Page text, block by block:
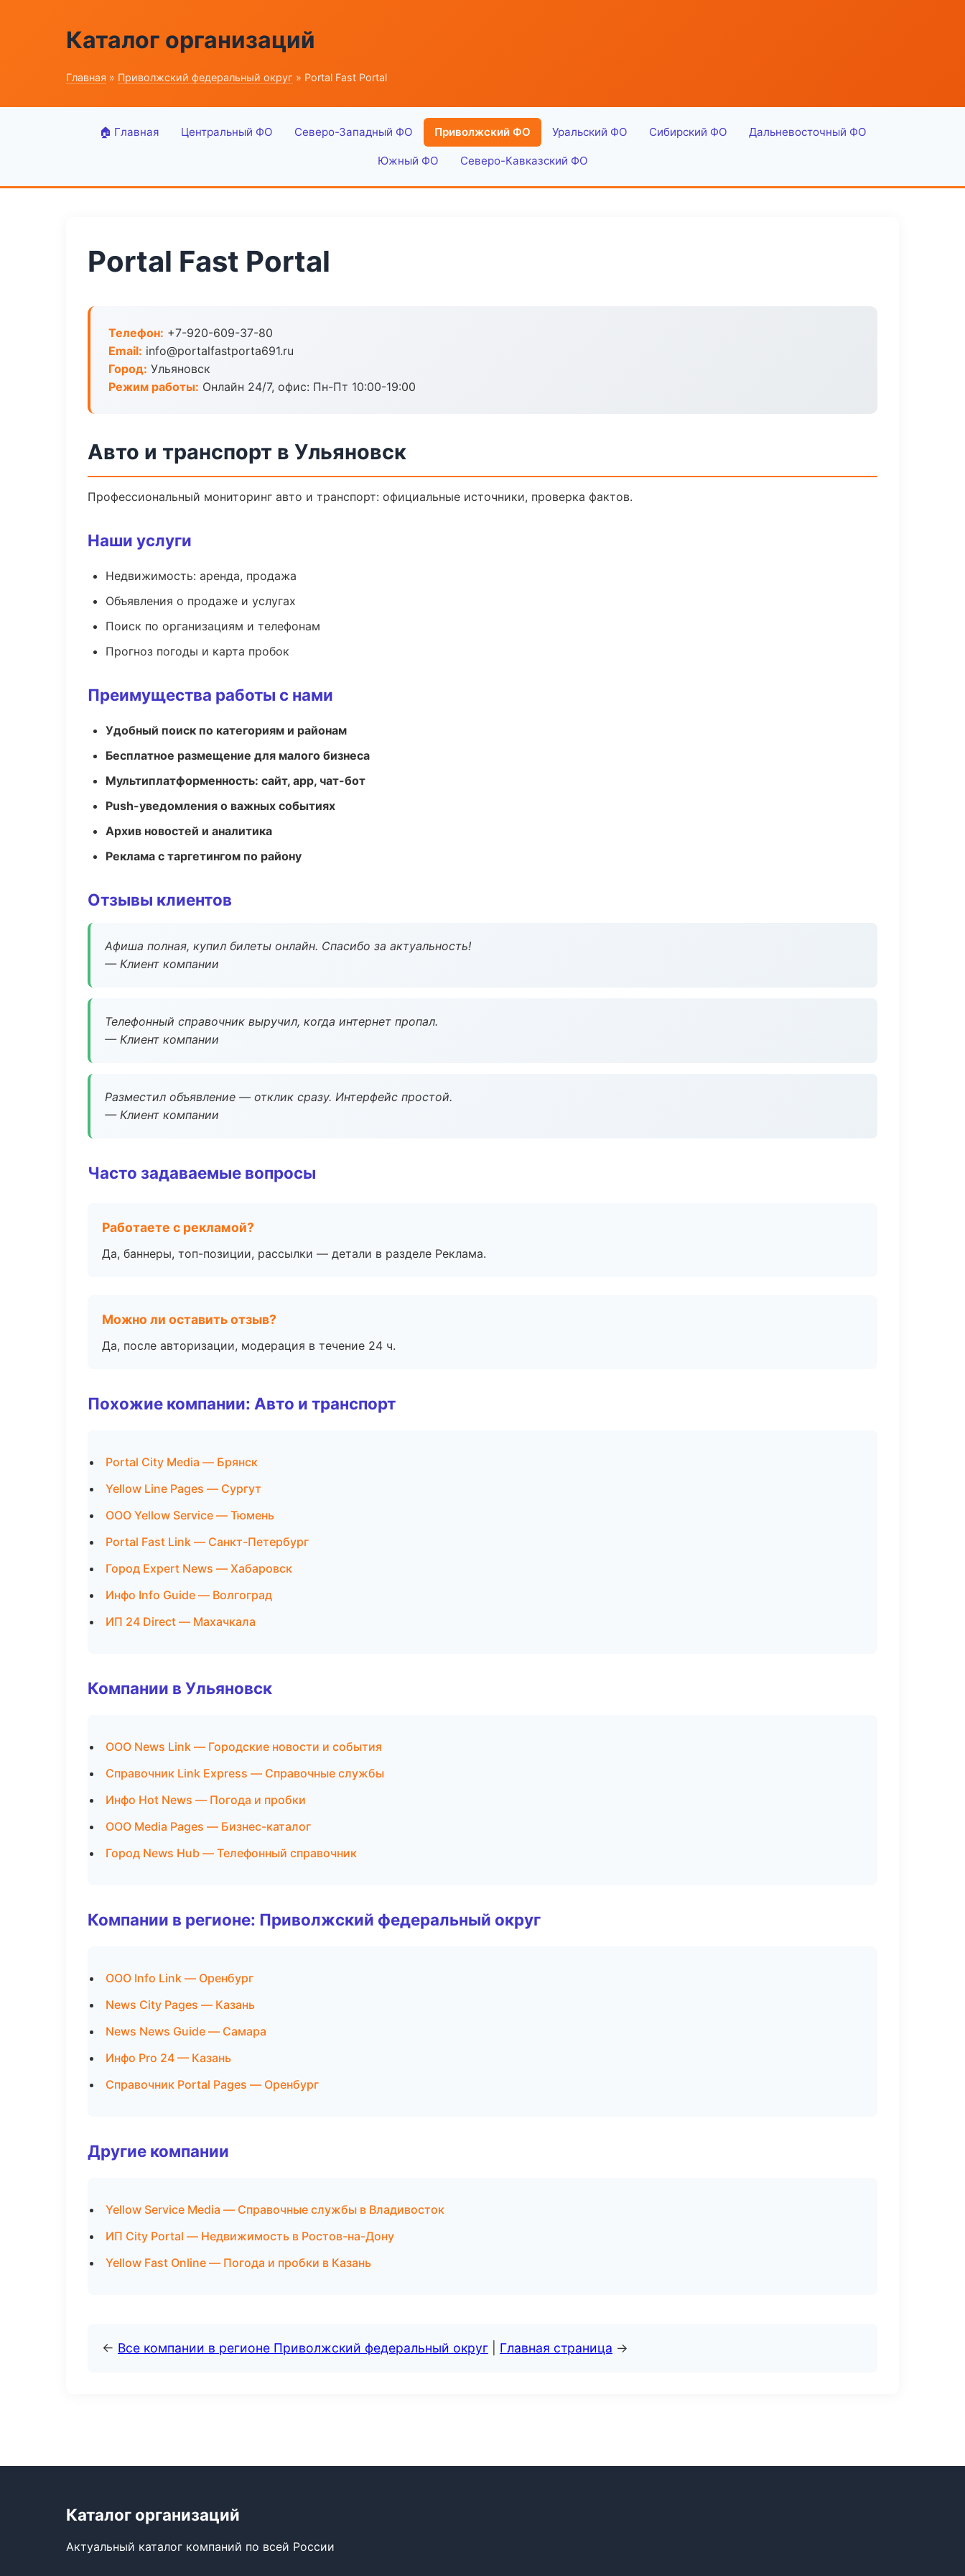
Каталог организаций
Главная » Приволжский федеральный округ » Portal Fast Portal
🏠 Главная Центральный ФО Северо-Западный ФО Приволжский ФО Уральский ФО Сибирский ФО Дальневосточный ФО
Южный ФО Северо-Кавказский ФО
Portal Fast Portal
Телефон: +7-920-609-37-80
Email: info@portalfastporta691.ru
Город: Ульяновск
Режим работы: Онлайн 24/7, офис: Пн-Пт 10:00-19:00
Авто и транспорт в Ульяновск
Профессиональный мониторинг авто и транспорт: официальные источники, проверка фактов.
Наши услуги
Недвижимость: аренда, продажа
Объявления о продаже и услугах
Поиск по организациям и телефонам
Прогноз погоды и карта пробок
Преимущества работы с нами
Удобный поиск по категориям и районам
Бесплатное размещение для малого бизнеса
Мультиплатформенность: сайт, app, чат-бот
Push-уведомления о важных событиях
Архив новостей и аналитика
Реклама с таргетингом по району
Отзывы клиентов
Афиша полная, купил билеты онлайн. Спасибо за актуальность!
— Клиент компании
Телефонный справочник выручил, когда интернет пропал.
— Клиент компании
Разместил объявление — отклик сразу. Интерфейс простой.
— Клиент компании
Часто задаваемые вопросы
Работаете с рекламой?
Да, баннеры, топ-позиции, рассылки — детали в разделе Реклама.
Можно ли оставить отзыв?
Да, после авторизации, модерация в течение 24 ч.
Похожие компании: Авто и транспорт
Portal City Media — Брянск
Yellow Line Pages — Сургут
ООО Yellow Service — Тюмень
Portal Fast Link — Санкт-Петербург
Город Expert News — Хабаровск
Инфо Info Guide — Волгоград
ИП 24 Direct — Махачкала
Компании в Ульяновск
ООО News Link — Городские новости и события
Справочник Link Express — Справочные службы
Инфо Hot News — Погода и пробки
ООО Media Pages — Бизнес-каталог
Город News Hub — Телефонный справочник
Компании в регионе: Приволжский федеральный округ
ООО Info Link — Оренбург
News City Pages — Казань
News News Guide — Самара
Инфо Pro 24 — Казань
Справочник Portal Pages — Оренбург
Другие компании
Yellow Service Media — Справочные службы в Владивосток
ИП City Portal — Недвижимость в Ростов-на-Дону
Yellow Fast Online — Погода и пробки в Казань
← Все компании в регионе Приволжский федеральный округ Главная страница →
Каталог организаций
Актуальный каталог компаний по всей России